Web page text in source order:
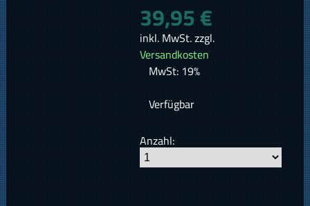
39,95 €
inkl. MwSt. zzgl.
Versandkosten
MwSt: 19%
Verfügbar
Anzahl: